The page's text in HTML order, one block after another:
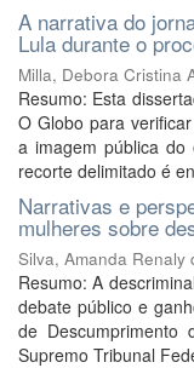
A narrativa do
Lula durante o
Milla, Debora Cristina
Resumo: Esta
O Globo para
a imagem pública do
recorte delimitado é
Narrativas e
mulheres sobre
Silva, Amanda Renaly
Resumo: A
debate público e
de Descumprimento
Supremo Tribunal